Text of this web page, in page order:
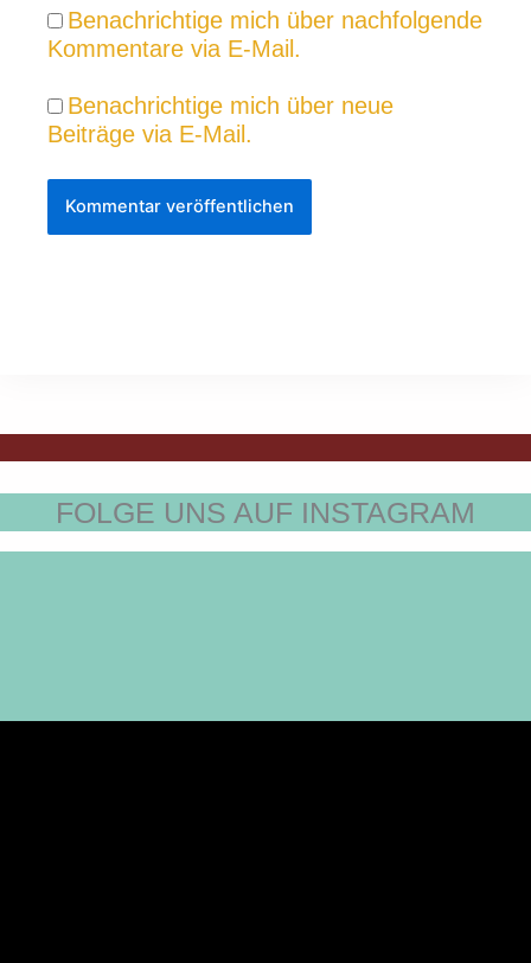
Benachrichtige mich über nachfolgende
Kommentare via E-Mail.
Benachrichtige mich über neue
Beiträge via E-Mail.
FOLGE UNS AUF INSTAGRAM